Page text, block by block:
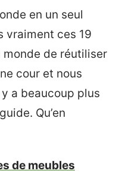
en un seul
vraiment ces 19
de réutiliser
cour et nous
a beaucoup plus
Qu’en
de meubles